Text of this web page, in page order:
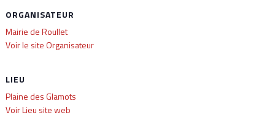
LIEU
Plaine des Glamots
Voir Lieu site web
ORGANISATEUR
Mairie de Roullet
Voir le site Organisateur